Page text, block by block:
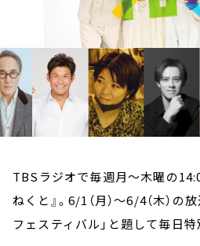
TBSラジオで毎週月～木曜の
ねくと』。6/1（月）～6/4（木）の
フェスティバル」と題して毎日